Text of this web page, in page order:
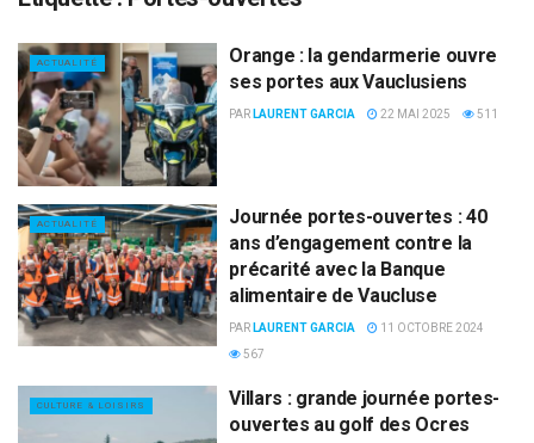
ACTUALITÉ
Orange : la gendarmerie ouvre
ses portes aux Vauclusiens
PAR LAURENT GARCIA 22 MAI 2025 511
ACTUALITÉ
Journée portes-ouvertes : 40
ans d’engagement contre la
précarité avec la Banque
alimentaire de Vaucluse
PAR LAURENT GARCIA
11 OCTOBRE 2024
567
CULTURE & LOISIRS
Villars : grande journée portes-
ouvertes au golf des Ocres